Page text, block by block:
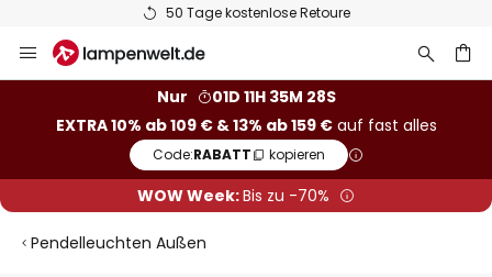
50 Tage kostenlose Retoure
Inhalt
Nur
01D 11H 35M 28S
EXTRA 10% ab 109 € & 13% ab 159 €auf fast alles
Code:RABATT kopieren
WOW Week:Bis zu -70%
Pendelleuchten Außen